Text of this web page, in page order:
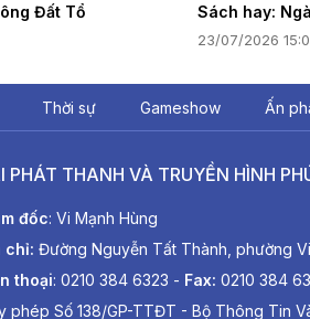
Đất Tổ Sách hay:
23/07/2026
Thời sự Gameshow Ấn
PHÁT THANH VÀ TRUYỀN HÌNH
đốc: Vi Mạnh Hùng
chỉ: Đường Nguyễn Tất Thành, phường
thoại: 0210 384 6323 - Fax: 0210 384
phép Số 138/GP-TTĐT - Bộ Thông Tin